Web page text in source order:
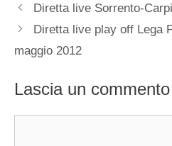
Diretta live Sorrento-
Diretta live play off Lega
maggio 2012
Lascia un commento